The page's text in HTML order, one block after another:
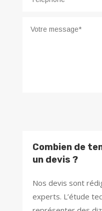
Combien de
un devis ?
Nos devis sont
experts. L’étude